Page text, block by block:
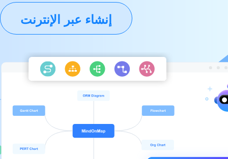
إنشاء عبر الإنترنت